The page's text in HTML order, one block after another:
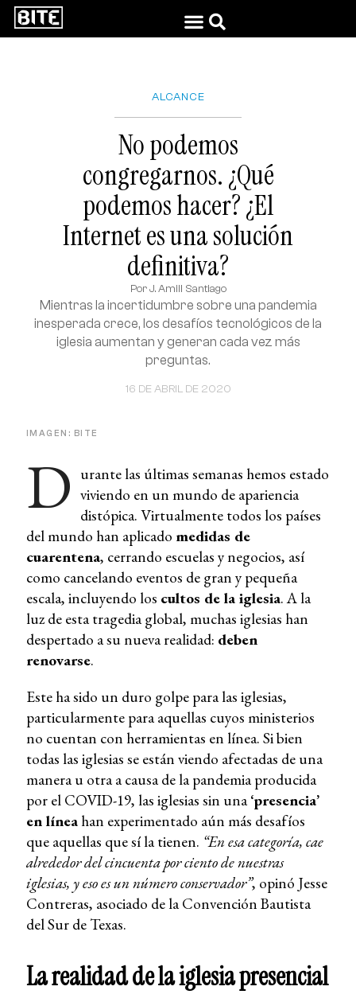
ALCANCE
No podemos
congregarnos. ¿Qué
podemos hacer? ¿El
Internet es una solución
definitiva?
Por J. Amill Santiago
16 DE ABRIL DE 2020
Mientras la incertidumbre sobre una pandemia
inesperada crece, los desafíos tecnológicos de la
iglesia aumentan y generan cada vez más
preguntas.
IMAGEN: BITE
D urante las últimas semanas hemos estado
viviendo en un mundo de apariencia
distópica. Virtualmente todos los países
del mundo han aplicado medidas de
cuarentena, cerrando escuelas y negocios, así
como cancelando eventos de gran y pequeña
escala, incluyendo los cultos de la iglesia. A la
luz de esta tragedia global, muchas iglesias han
despertado a su nueva realidad: deben
renovarse.
Este ha sido un duro golpe para las iglesias,
particularmente para aquellas cuyos ministerios
no cuentan con herramientas en línea. Si bien
todas las iglesias se están viendo afectadas de una
manera u otra a causa de la pandemia producida
por el COVID-19, las iglesias sin una ‘presencia’
en líneahan experimentado aún más desafíos
que aquellas que sí la tienen. “En esa categoría, cae
alrededor del cincuenta por ciento de nuestras
iglesias, y eso es un número conservador”, opinó Jesse
Contreras, asociado de la Convención Bautista
del Sur de Texas.
La realidad de la iglesia presencial